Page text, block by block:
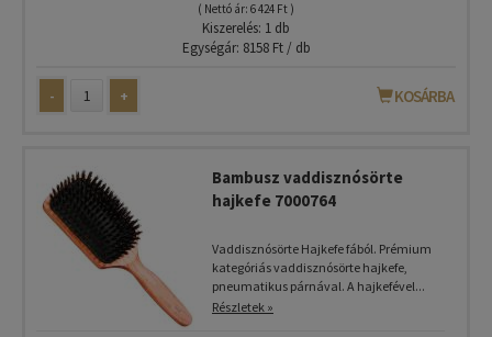
( Nettó ár: 6 424 Ft )
Kiszerelés: 1 db
Egységár: 8158 Ft / db
- + KOSÁRBA
Bambusz vaddisznósörte
hajkefe 7000764
Vaddisznósörte Hajkefe fából. Prémium
kategóriás vaddisznósörte hajkefe,
pneumatikus párnával. A hajkefével...
Részletek »